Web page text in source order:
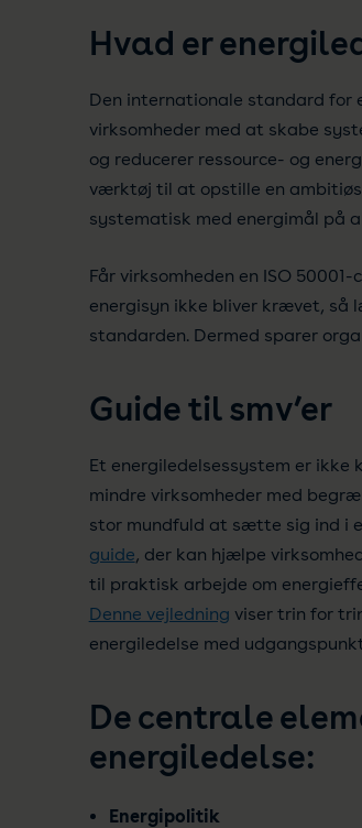
Hvad er
Den internationale standard for
virksomheder med at skabe
og reducerer ressource- og
værktøj til at opstille en
systematisk med energimål på
Får virksomheden en ISO
energisyn ikke bliver krævet, så
standarden. Dermed sparer
Guide til smv’er
Et energiledelsessystem er ikke
mindre virksomheder med
stor mundfuld at sætte sig ind i
guide, der kan hjælpe
til praktisk arbejde om
Denne vejledning viser trin for
energiledelse med
De centrale
energiledelse:
Energipolitik